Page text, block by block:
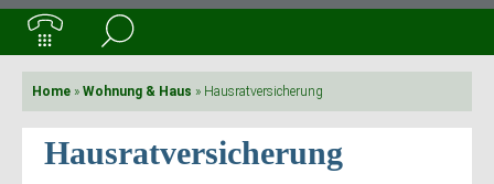
Home » Wohnung & Haus » Hausratversicherung
Hausratversicherung